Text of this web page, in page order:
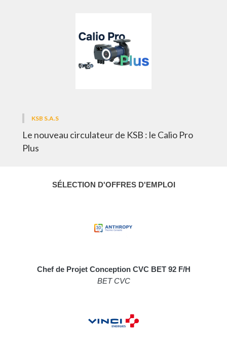
KSB S.A.S
Le nouveau circulateur de KSB : le Calio Pro
Plus
SÉLECTION D'OFFRES D'EMPLOI
Chef de Projet Conception CVC BET 92 F/H
BET CVC